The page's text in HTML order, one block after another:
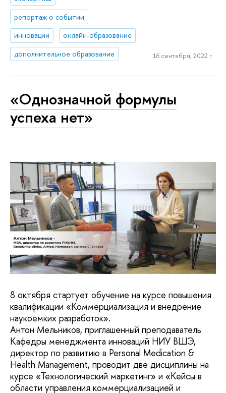
репортаж о событии
инновации
онлайн-образование
дополнительное образование
16 сентября, 2022 г.
«Однозначной формулы
успеха нет»
8 октября стартует обучение на курсе повышения
квалификации «Коммерциализация и внедрение
наукоемких разработок».
Антон Мельников, приглашенный преподаватель
Кафедры менеджмента инноваций НИУ ВШЭ,
директор по развитию в Personal Medication &
Health Management, проводит две дисциплины на
курсе «Технологический маркетинг» и «Кейсы в
области управления коммерциализацией и